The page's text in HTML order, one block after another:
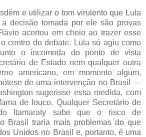
e utilizar o tom virulento que Lula
decisão tomada por ele são provas
acertou em cheio ao trazer esse
centro do debate. Lula só agiu como
o incomoda do ponto de vista
de Estado nem qualquer outra
americano, em momento algum,
de uma intervenção no Brasil —
sugerisse essa medida, com
de louco. Qualquer Secretário de
Itamaraty sabe que o risco de
Brasil traria mais problemas do que
Unidos no Brasil e, portanto, é uma